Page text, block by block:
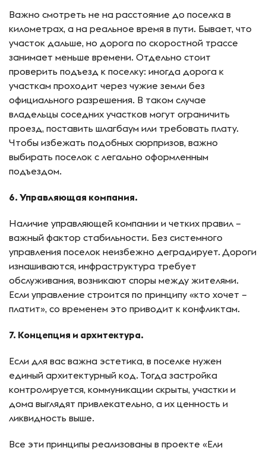
Важно смотреть не на расстояние до поселка в
километрах, а на реальное время в пути. Бывает, что
участок дальше, но дорога по скоростной трассе
занимает меньше времени. Отдельно стоит
проверить подъезд к поселку: иногда дорога к
участкам проходит через чужие земли без
официального разрешения. В таком случае
владельцы соседних участков могут ограничить
проезд, поставить шлагбаум или требовать плату.
Чтобы избежать подобных сюрпризов, важно
выбирать поселок с легально оформленным
подъездом.
6. Управляющая компания.
Наличие управляющей компании и четких правил –
важный фактор стабильности. Без системного
управления поселок неизбежно деградирует. Дороги
изнашиваются, инфраструктура требует
обслуживания, возникают споры между жителями.
Если управление строится по принципу «кто хочет –
платит», со временем это приводит к конфликтам.
7. Концепция и архитектура.
Если для вас важна эстетика, в поселке нужен
единый архитектурный код. Тогда застройка
контролируется, коммуникации скрыты, участки и
дома выглядят привлекательно, а их ценность и
ликвидность выше.
Все эти принципы реализованы в проекте «Ели